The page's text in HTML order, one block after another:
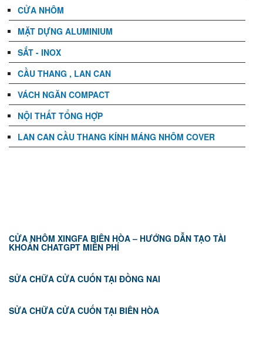
CỬA NHÔM
MẶT DỰNG ALUMINIUM
SẮT - INOX
CẦU THANG , LAN CAN
VÁCH NGĂN COMPACT
NỘI THẤT TỔNG HỢP
LAN CAN CẦU THANG KÍNH MÁNG NHÔM COVER
CỬA NHÔM XINGFA BIÊN HÒA – HƯỚNG DẪN TẠO TÀI
KHOẢN CHATGPT MIỄN PHÍ
SỬA CHỮA CỬA CUỐN TẠI ĐỒNG NAI
SỬA CHỮA CỬA CUỐN TẠI BIÊN HÒA